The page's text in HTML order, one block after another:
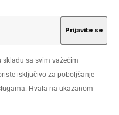
sa svim važećim
isključivo za poboljšanje
Hvala na ukazanom